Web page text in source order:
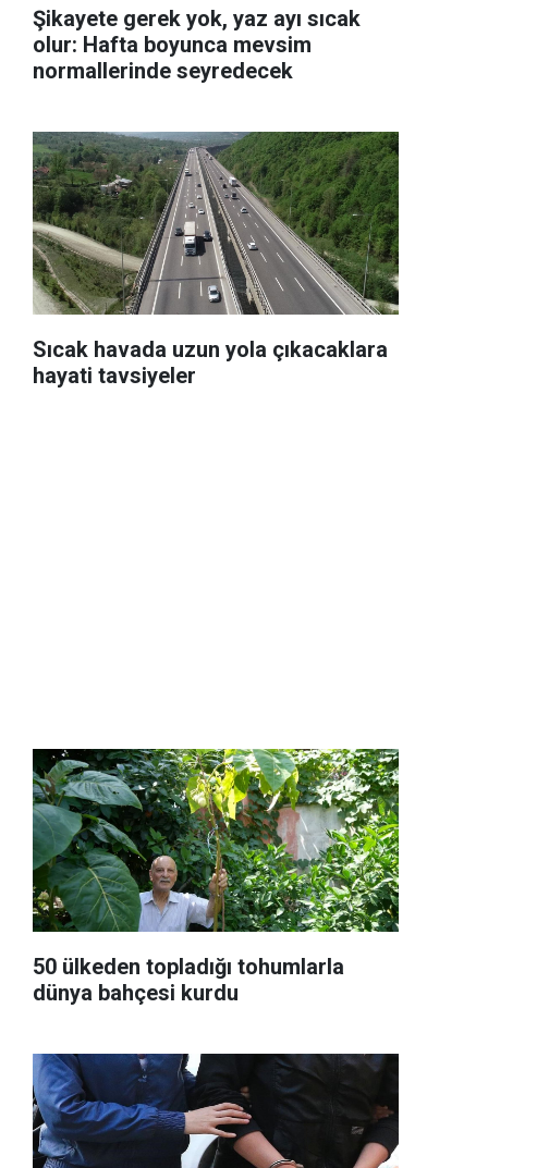
Şikayete gerek yok, yaz ayı sıcak
olur: Hafta boyunca mevsim
normallerinde seyredecek
Sıcak havada uzun yola çıkacaklara
hayati tavsiyeler
50 ülkeden topladığı tohumlarla
dünya bahçesi kurdu